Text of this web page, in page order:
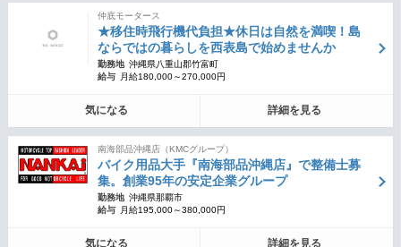
仲底モータース
★移住時飛行機代負担★休日は自然を満喫！島
ならではの暮らしを西表島で始めませんか
勤務地 沖縄県八重山郡竹富町
給与
月給180,000～270,000円
気になる 詳細を見る
南海部品沖縄店（KMCグループ）
バイク用品大手『南海部品沖縄店』で整備士募
集。創業95年の安定企業グループ
勤務地 沖縄県那覇市
給与
月給195,000～380,000円
気になる 詳細を見る